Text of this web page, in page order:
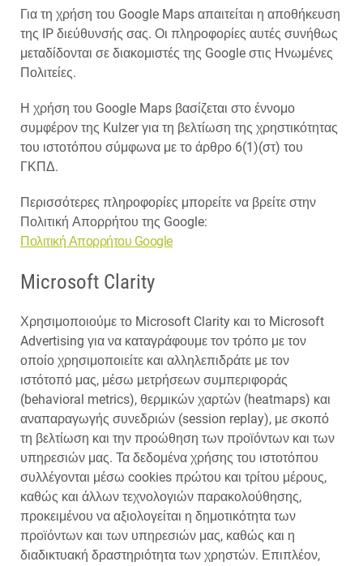
Για τη χρήση του Google Maps απαιτείται η αποθήκευση
της IP διεύθυνσής σας. Οι πληροφορίες αυτές συνήθως
μεταδίδονται σε διακομιστές της Google στις Ηνωμένες
Πολιτείες.
Η χρήση του Google Maps βασίζεται στο έννομο
συμφέρον της Kulzer για τη βελτίωση της χρηστικότητας
του ιστοτόπου σύμφωνα με το άρθρο 6(1)(στ) του
ΓΚΠΔ.
Περισσότερες πληροφορίες μπορείτε να βρείτε στην
Πολιτική Απορρήτου της Google:
Πολιτική Απορρήτου Google
Microsoft Clarity
Χρησιμοποιούμε το Microsoft Clarity και το Microsoft
Advertising για να καταγράφουμε τον τρόπο με τον
οποίο χρησιμοποιείτε και αλληλεπιδράτε με τον
ιστότοπό μας, μέσω μετρήσεων συμπεριφοράς
(behavioral metrics), θερμικών χαρτών (heatmaps) και
αναπαραγωγής συνεδριών (session replay), με σκοπό
τη βελτίωση και την προώθηση των προϊόντων και των
υπηρεσιών μας. Τα δεδομένα χρήσης του ιστοτόπου
συλλέγονται μέσω cookies πρώτου και τρίτου μέρους,
καθώς και άλλων τεχνολογιών παρακολούθησης,
προκειμένου να αξιολογείται η δημοτικότητα των
προϊόντων και των υπηρεσιών μας, καθώς και η
διαδικτυακή δραστηριότητα των χρηστών. Επιπλέον,